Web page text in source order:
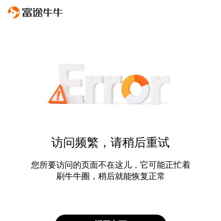
访问频繁，请稍后重试
您所要访问的页面不在这儿，它可能正忙着
刷牛牛圈，稍后就能恢复正常